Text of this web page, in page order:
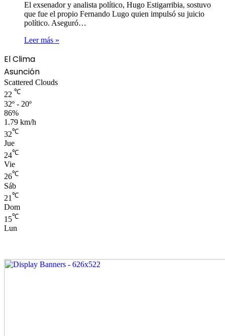
El exsenador y analista político, Hugo Estigarribia, sostuvo
que fue el propio Fernando Lugo quien impulsó su juicio
político. Aseguró…
Leer más »
El Clima
Asunción
Scattered Clouds
22 ℃
32º - 20º
86%
1.79 km/h
32℃
Jue
24℃
Vie
26℃
Sáb
21 ℃
Dom
15℃
Lun